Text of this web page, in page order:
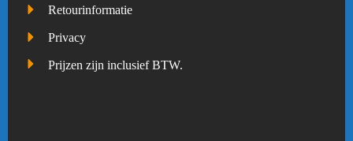
Retourinformatie
Privacy
Prijzen zijn inclusief BTW.